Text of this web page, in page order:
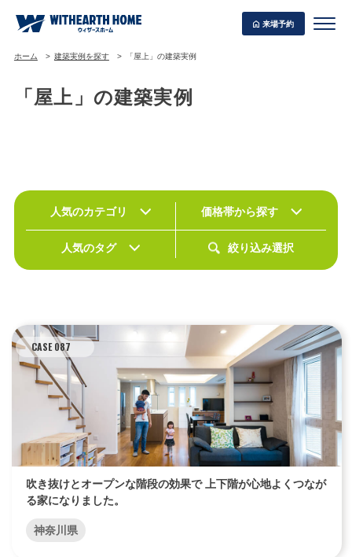
来場予約
エリア限定商品
ホーム 建築実例を探す 「屋上」の建築実例
「屋上」の建築実例
人気のカテゴリ 価格帯から探す
人気のタグ 絞り込み選択
CASE 087
吹き抜けとオープンな階段の効果で 上下階が心地よくつなが
る家になりました。
神奈川県